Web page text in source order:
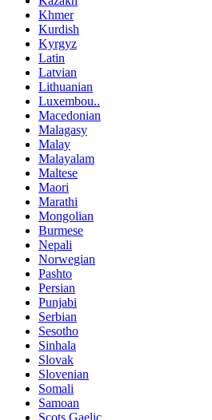
Khmer
Kurdish
Kyrgyz
Latin
Latvian
Lithuanian
Luxembou..
Macedonian
Malagasy
Malay
Malayalam
Maltese
Maori
Marathi
Mongolian
Burmese
Nepali
Norwegian
Pashto
Persian
Punjabi
Serbian
Sesotho
Sinhala
Slovak
Slovenian
Somali
Samoan
Scots Gaelic